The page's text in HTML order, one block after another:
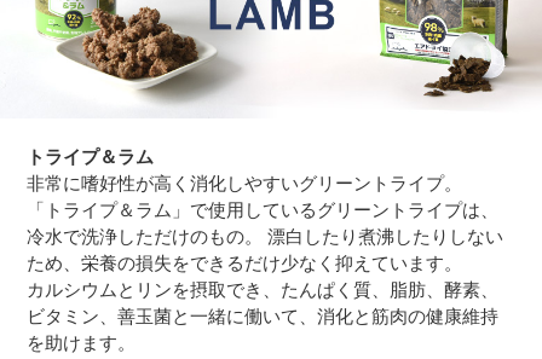
トライプ＆ラム
非常に嗜好性が高く消化しやすいグリーントライプ。
「トライプ＆ラム」で使用しているグリーントライプは、
冷水で洗浄しただけのもの。 漂白したり煮沸したりしない
ため、栄養の損失をできるだけ少なく抑えています。
カルシウムとリンを摂取でき、たんぱく質、脂肪、酵素、
ビタミン、善玉菌と一緒に働いて、消化と筋肉の健康維持
を助けます。